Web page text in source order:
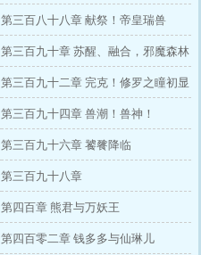
第三百八十八章 献祭！帝皇瑞兽
第三百九十章 苏醒、融合，邪魔森林
第三百九十二章 完克！修罗之瞳初显
威！
第三百九十四章 兽潮！兽神！
第三百九十六章 饕餮降临
第三百九十八章
第四百章 熊君与万妖王
第四百零二章 钱多多与仙琳儿